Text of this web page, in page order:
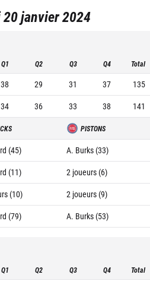
janvier 2024
Q1 Q2 Q3 Q4 Total
38 29 31 37
135
34 36 33 38 141
PISTONS
(45)
A. Burks (33)
(11)
2 joueurs (6)
(10)
2 joueurs (9)
(79) A. Burks (53)
Q1 Q2 Q3 Q4 Total